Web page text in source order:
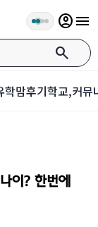
search
account_circlemenu
맘후기학교,커뮤
이? 한번에